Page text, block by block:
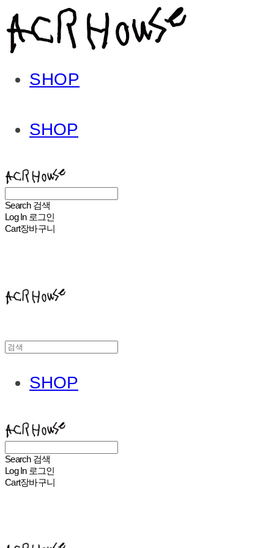
SHOP
SHOP
Search 검색
Log In 로그인
Cart장바구니
SHOP
Search 검색
Log In 로그인
Cart장바구니